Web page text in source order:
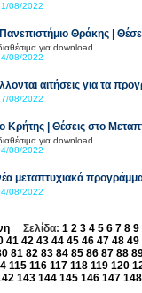
08/2022
Θράκης |
για download
08/2022
αιτήσεις για τα
08/2022
Κρήτης | Θέσεις στο
για download
08/2022
μεταπτυχιακά
08/2022
Σελίδα: 1 2 3 4 5 6 7 8 9
41 42 43 44 45 46 47 48 49
81 82 83 84 85 86 87 88
115 116 117 118 119 120
143 144 145 146 147 148